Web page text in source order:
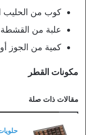
كوب من الحليب
علبة من
كمية من الجوز أو
مكونات القطر
مقالات ذات صلة